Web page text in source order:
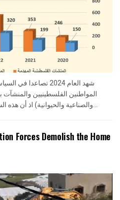
شهد العام 2024
المواطنين الفلسطينيين والمنشآت
والصناعية والحيوانية) اذ أن هذه السياسة تُعتبر واحدة من أبرز مظاهر...
Forces Demolish the Home